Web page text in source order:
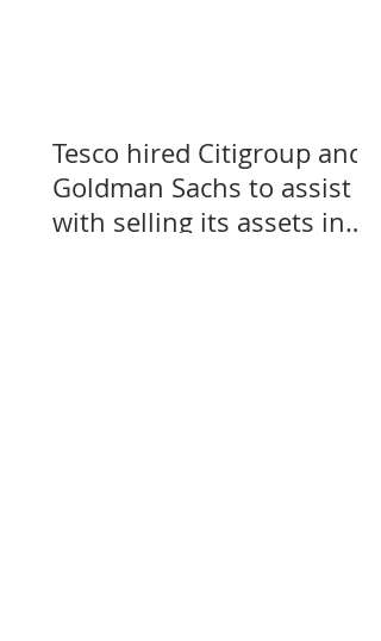
Tesco hired Citigroup and
Goldman Sachs to assist
with selling its assets in